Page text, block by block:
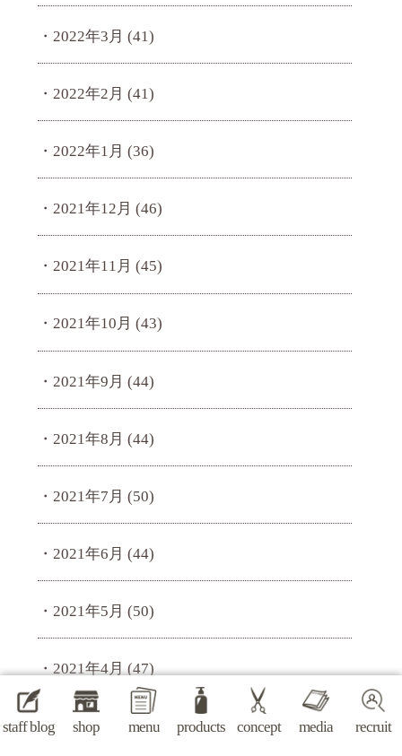
staff blog shop menu products concept media recruit
2022年3月 (41)
2022年2月 (41)
2022年1月 (36)
2021年12月 (46)
2021年11月 (45)
2021年10月 (43)
2021年9月 (44)
2021年8月 (44)
2021年7月 (50)
2021年6月 (44)
2021年5月 (50)
2021年4月(47)
2021年3月 (45)